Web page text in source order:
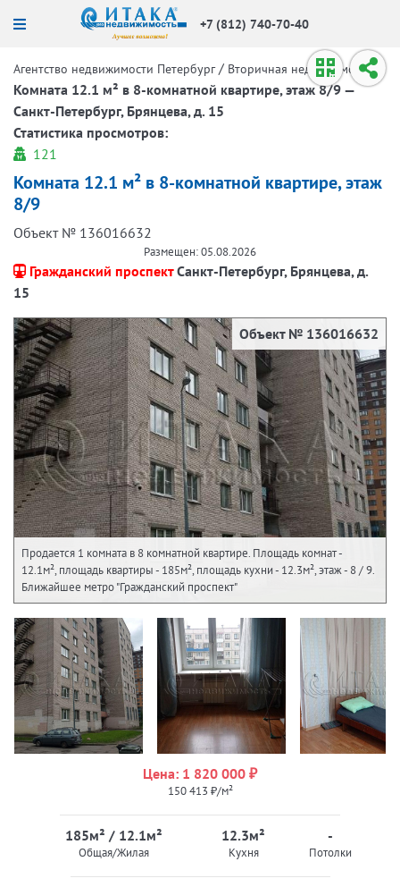
+7 (812) 740-70-40
Агентство недвижимости Петербург / Вторичная недвижимость /
Комната 12.1 м² в 8-комнатной квартире, этаж 8/9 —
Санкт-Петербург, Брянцева, д. 15
Статистика просмотров:
121
Комната 12.1 м² в 8-комнатной квартире, этаж
8/9
Объект № 136016632
Размещен: 05.08.2026
Гражданский проспектСанкт-Петербург, Брянцева, д.
15
Объект № 136016632
Продается 1 комната в 8 комнатной квартире. Площадь комнат -
12.1м², площадь квартиры - 185м², площадь кухни - 12.3м², этаж - 8 / 9.
Ближайшее метро "Гражданский проспект"
Цена: 1 820 000 ₽
150 413 ₽/м²
185м² / 12.1м²
Общая/Жилая
12.3м²
Кухня
-
Потолки